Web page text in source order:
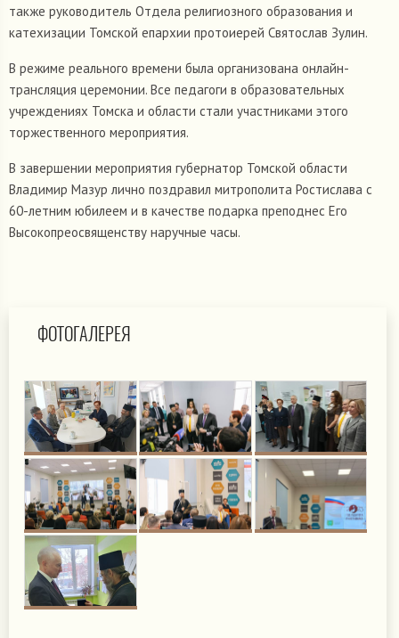
также руководитель Отдела религиозного образования и
катехизации Томской епархии протоиерей Святослав Зулин.
В режиме реального времени была организована онлайн-
трансляция церемонии. Все педагоги в образовательных
учреждениях Томска и области стали участниками этого
торжественного мероприятия.
В завершении мероприятия губернатор Томской области
Владимир Мазур лично поздравил митрополита Ростислава с
60-летним юбилеем и в качестве подарка преподнес Его
Высокопреосвященству наручные часы.
ФОТОГАЛЕРЕЯ